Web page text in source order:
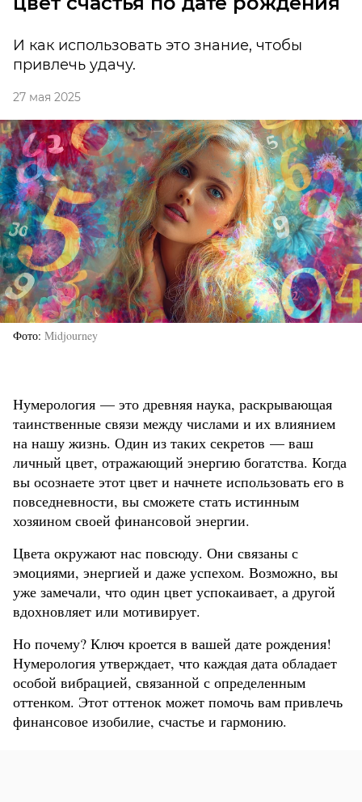
И как использовать это знание, чтобы
привлечь удачу.
27 мая 2025
Фото Midjourney
Нумерология — это древняя наука, раскрывающая
таинственные связи между числами и их влиянием
на нашу жизнь. Один из таких секретов — ваш
личный цвет, отражающий энергию богатства. Когда
вы осознаете этот цвет и начнете использовать его в
повседневности, вы сможете стать истинным
хозяином своей финансовой энергии.
Цвета окружают нас повсюду. Они связаны с
эмоциями, энергией и даже успехом. Возможно, вы
уже замечали, что один цвет успокаивает, а другой
вдохновляет или мотивирует.
Но почему? Ключ кроется в вашей дате рождения!
Нумерология утверждает, что каждая дата обладает
особой вибрацией, связанной с определенным
оттенком. Этот оттенок может помочь вам привлечь
финансовое изобилие, счастье и гармонию.